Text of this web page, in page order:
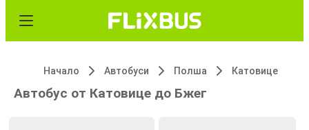
Начало Автобуси Полша Катовице
Автобус от Катовице до Бжег